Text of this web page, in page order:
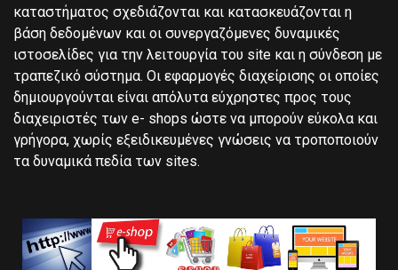
καταστήματος σχεδιάζονται και κατασκευάζονται η
βάση δεδομένων και οι συνεργαζόμενες δυναμικές
ιστοσελίδες για την λειτουργία του site και η σύνδεση με
τραπεζικό σύστημα. Οι εφαρμογές διαχείρισης οι οποίες
δημιουργούνται είναι απόλυτα εύχρηστες προς τους
διαχειριστές των e- shops ώστε να μπορούν εύκολα και
γρήγορα, χωρίς εξειδικευμένες γνώσεις να τροποποιούν
τα δυναμικά πεδία των sites.